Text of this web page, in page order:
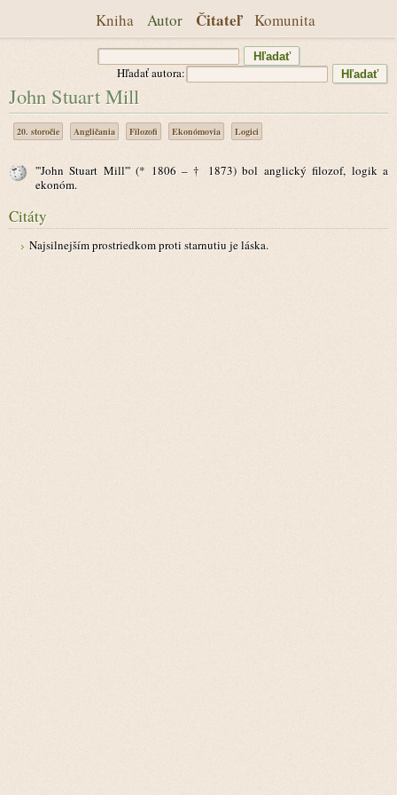
Hľadať autora:
John Stuart Mill
20. storočie Angličania Filozofi Ekonómovia Logici
'''John Stuart Mill''' (* 1806 – † 1873) bol anglický filozof, logik a
ekonóm.
Citáty
Najsilnejším prostriedkom proti starnutiu je láska.
Kniha Autor Čitateľ Komunita